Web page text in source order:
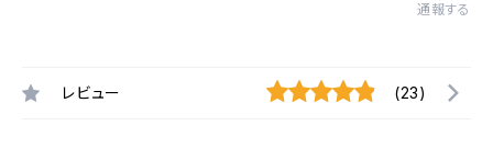
通報する
レビュー (23)